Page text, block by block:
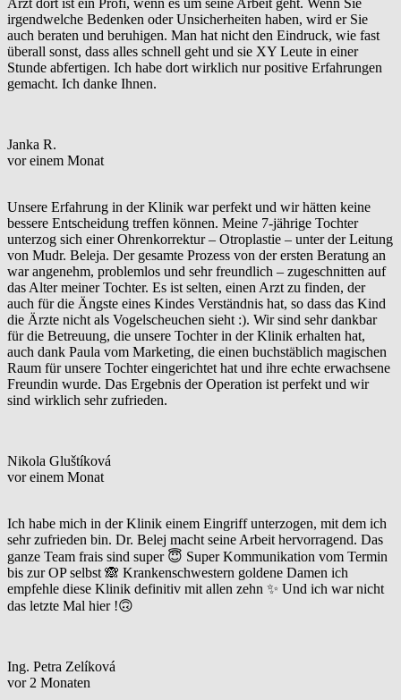
irgendwelche Bedenken oder Unsicherheiten haben, wird er Sie
auch beraten und beruhigen. Man hat nicht den Eindruck, wie fast
überall sonst, dass alles schnell geht und sie XY Leute in einer
Stunde abfertigen. Ich habe dort wirklich nur positive Erfahrungen
gemacht. Ich danke Ihnen.
Janka R.
vor einem Monat
Unsere Erfahrung in der Klinik war perfekt und wir hätten keine
bessere Entscheidung treffen können. Meine 7-jährige Tochter
unterzog sich einer Ohrenkorrektur – Otroplastie – unter der Leitung
von Mudr. Beleja. Der gesamte Prozess von der ersten Beratung an
war angenehm, problemlos und sehr freundlich – zugeschnitten auf
das Alter meiner Tochter. Es ist selten, einen Arzt zu finden, der
auch für die Ängste eines Kindes Verständnis hat, so dass das Kind
die Ärzte nicht als Vogelscheuchen sieht :). Wir sind sehr dankbar
für die Betreuung, die unsere Tochter in der Klinik erhalten hat,
auch dank Paula vom Marketing, die einen buchstäblich magischen
Raum für unsere Tochter eingerichtet hat und ihre echte erwachsene
Freundin wurde. Das Ergebnis der Operation ist perfekt und wir
sind wirklich sehr zufrieden.
Nikola Gluštíková
vor einem Monat
Ich habe mich in der Klinik einem Eingriff unterzogen, mit dem ich
sehr zufrieden bin. Dr. Belej macht seine Arbeit hervorragend. Das
ganze Team frais sind super 😇 Super Kommunikation vom Termin
bis zur OP selbst 🙈 Krankenschwestern goldene Damen ich
empfehle diese Klinik definitiv mit allen zehn ✨ Und ich war nicht
das letzte Mal hier !🙃
Ing. Petra Zelíková
vor 2 Monaten